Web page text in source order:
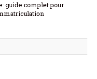
guide complet pour